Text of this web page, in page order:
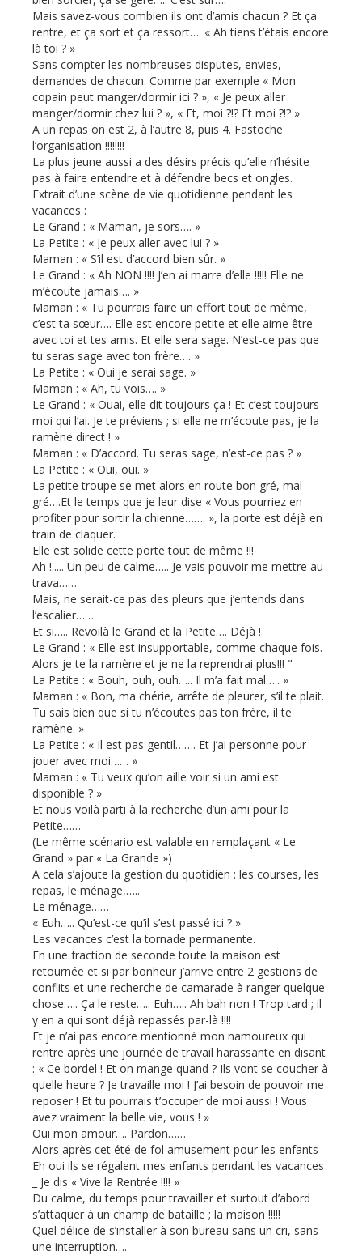
Mais savez-vous combien ils ont d’amis chacun ? Et ça
rentre, et ça sort et ça ressort…. « Ah tiens t’étais encore
là toi ? »
Sans compter les nombreuses disputes, envies,
demandes de chacun. Comme par exemple « Mon
copain peut manger/dormir ici ? », « Je peux aller
manger/dormir chez lui ? », « Et, moi ?!? Et moi ?!? »
A un repas on est 2, à l’autre 8, puis 4. Fastoche
l’organisation !!!!!!!!
La plus jeune aussi a des désirs précis qu’elle n’hésite
pas à faire entendre et à défendre becs et ongles.
Extrait d’une scène de vie quotidienne pendant les
vacances :
Le Grand : « Maman, je sors…. »
La Petite : « Je peux aller avec lui ? »
Maman : « S’il est d’accord bien sûr. »
Le Grand : « Ah NON !!!! J’en ai marre d’elle !!!!! Elle ne
m’écoute jamais…. »
Maman : « Tu pourrais faire un effort tout de même,
c’est ta sœur…. Elle est encore petite et elle aime être
avec toi et tes amis. Et elle sera sage. N’est-ce pas que
tu seras sage avec ton frère…. »
La Petite : « Oui je serai sage. »
Maman : « Ah, tu vois…. »
Le Grand : « Ouai, elle dit toujours ça ! Et c’est toujours
moi qui l’ai. Je te préviens ; si elle ne m’écoute pas, je la
ramène direct ! »
Maman : « D’accord. Tu seras sage, n’est-ce pas ? »
La Petite : « Oui, oui. »
La petite troupe se met alors en route bon gré, mal
gré….Et le temps que je leur dise « Vous pourriez en
profiter pour sortir la chienne……. », la porte est déjà en
train de claquer.
Elle est solide cette porte tout de même !!!
Ah !..... Un peu de calme….. Je vais pouvoir me mettre au
trava……
Mais, ne serait-ce pas des pleurs que j’entends dans
l’escalier……
Et si….. Revoilà le Grand et la Petite…. Déjà !
Le Grand : « Elle est insupportable, comme chaque fois.
Alors je te la ramène et je ne la reprendrai plus!!! "
La Petite : « Bouh, ouh, ouh….. Il m’a fait mal….. »
Maman : « Bon, ma chérie, arrête de pleurer, s’il te plait.
Tu sais bien que si tu n’écoutes pas ton frère, il te
ramène. »
La Petite : « Il est pas gentil……. Et j’ai personne pour
jouer avec moi…… »
Maman : « Tu veux qu’on aille voir si un ami est
disponible ? »
Et nous voilà parti à la recherche d’un ami pour la
Petite……
(Le même scénario est valable en remplaçant « Le
Grand » par « La Grande »)
A cela s’ajoute la gestion du quotidien : les courses, les
repas, le ménage,…..
Le ménage……
« Euh….. Qu’est-ce qu’il s’est passé ici ? »
Les vacances c’est la tornade permanente.
En une fraction de seconde toute la maison est
retournée et si par bonheur j’arrive entre 2 gestions de
conflits et une recherche de camarade à ranger quelque
chose….. Ça le reste….. Euh….. Ah bah non ! Trop tard ; il
y en a qui sont déjà repassés par-là !!!!
Et je n’ai pas encore mentionné mon namoureux qui
rentre après une journée de travail harassante en disant
: « Ce bordel ! Et on mange quand ? Ils vont se coucher à
quelle heure ? Je travaille moi ! J’ai besoin de pouvoir me
reposer ! Et tu pourrais t’occuper de moi aussi ! Vous
avez vraiment la belle vie, vous ! »
Oui mon amour…. Pardon……
Alors après cet été de fol amusement pour les enfants _
Eh oui ils se régalent mes enfants pendant les vacances
_ Je dis « Vive la Rentrée !!!! »
Du calme, du temps pour travailler et surtout d’abord
s’attaquer à un champ de bataille ; la maison !!!!!
Quel délice de s’installer à son bureau sans un cri, sans
une interruption….